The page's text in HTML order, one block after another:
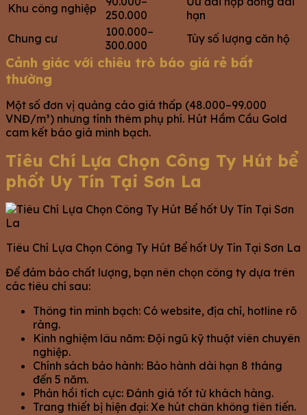
Khu công nghiệp
250.000
hạn
Chung cư
100.000–
300.000
Tùy số lượng căn hộ
Cảnh giác với chiêu trò báo giá rẻ bất
thường
Một số đơn vị quảng cáo giá thấp (48.000–99.000
VNĐ/m³) nhưng tính thêm phụ phí. Hút Hầm Cầu Gold
cam kết báo giá minh bạch.
Tiêu Chí Lựa Chọn Công Ty Hút bể
phốt Uy Tín Tại Sơn La
Tiêu Chí Lựa Chọn Công Ty Hút Bể hốt Uy Tín Tại Sơn La
Để đảm bảo chất lượng, bạn nên chọn công ty dựa trên
các tiêu chí sau:
Thông tin minh bạch: Có website, địa chỉ, hotline rõ
ràng.
Kinh nghiệm lâu năm: Đội ngũ kỹ thuật viên chuyên
nghiệp.
Chính sách bảo hành: Bảo hành dài hạn 8 tháng
đến 5 năm.
Phản hồi tích cực: Đánh giá tốt từ khách hàng.
Trang thiết bị hiện đại: Xe hút chân không tiên tiến.